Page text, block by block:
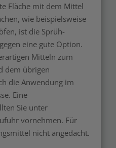
Fläche mit dem Mittel
wie beispielsweise
ist die Sprüh-
eine gute Option.
Mitteln zum
dem übrigen
die Anwendung im
Eine
Sie unter
vornehmen. Für
nicht angedacht.